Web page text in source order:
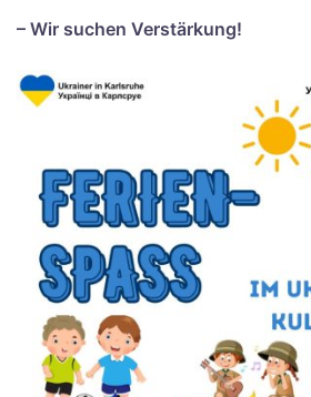
– Wir suchen Verstärkung!